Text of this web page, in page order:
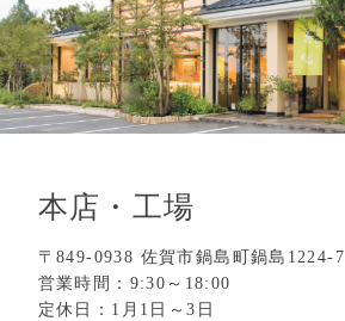
本店・工場
〒849-0938 佐賀市鍋島町鍋島1224-7
営業時間：9:30～18:00
定休日：1月1日～3日